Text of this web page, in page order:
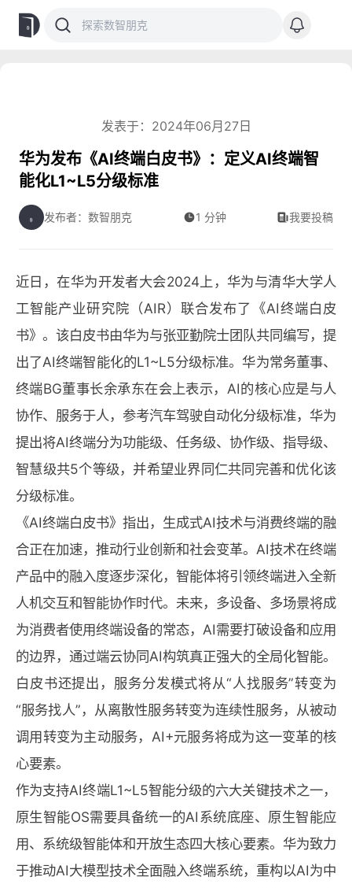
发表于：2024年06月27日
华为发布《AI终端白皮书》：定义AI终端智
能化L1~L5分级标准
发布者：数智朋克 1 分钟 我要投稿
近日，在华为开发者大会2024上，华为与清华大学人
工智能产业研究院（AIR）联合发布了《AI终端白皮
书》。该白皮书由华为与张亚勤院士团队共同编写，提
出了AI终端智能化的L1~L5分级标准。华为常务董事、
终端BG董事长余承东在会上表示，AI的核心应是与人
协作、服务于人，参考汽车驾驶自动化分级标准，华为
提出将AI终端分为功能级、任务级、协作级、指导级、
智慧级共5个等级，并希望业界同仁共同完善和优化该
分级标准。
《AI终端白皮书》指出，生成式AI技术与消费终端的融
合正在加速，推动行业创新和社会变革。AI技术在终端
产品中的融入度逐步深化，智能体将引领终端进入全新
人机交互和智能协作时代。未来，多设备、多场景将成
为消费者使用终端设备的常态，AI需要打破设备和应用
的边界，通过端云协同AI构筑真正强大的全局化智能。
白皮书还提出，服务分发模式将从“人找服务”转变为
“服务找人”，从离散性服务转变为连续性服务，从被动
调用转变为主动服务，AI+元服务将成为这一变革的核
心要素。
作为支持AI终端L1~L5智能分级的六大关键技术之一，
原生智能OS需要具备统一的AI系统底座、原生智能应
用、系统级智能体和开放生态四大核心要素。华为致力
于推动AI大模型技术全面融入终端系统，重构以AI为中